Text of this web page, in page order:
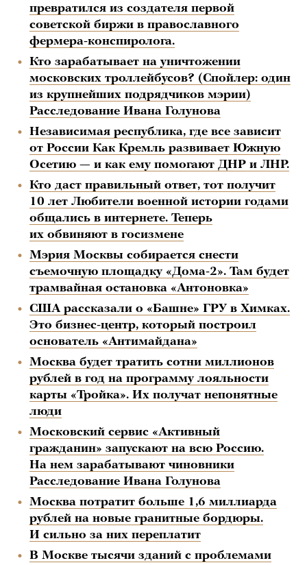
превратился из создателя первой
советской биржи в православного
фермера-конспиролога.
Кто зарабатывает на уничтожении
московских троллейбусов? (Спойлер: один
из крупнейших подрядчиков мэрии)
Расследование Ивана Голунова
Независимая республика, где все зависит
от России Как Кремль развивает Южную
Осетию — и как ему помогают ДНР и ЛНР.
Кто даст правильный ответ, тот получит
10 лет Любители военной истории годами
общались в интернете. Теперь
их обвиняют в госизмене
Мэрия Москвы собирается снести
съемочную площадку «Дома-2». Там будет
трамвайная остановка «Антоновка»
США рассказали о «Башне» ГРУ в Химках.
Это бизнес-центр, который построил
основатель «Антимайдана»
Москва будет тратить сотни миллионов
рублей в год на программу лояльности
карты «Тройка». Их получат непонятные
люди
Московский сервис «Активный
гражданин» запускают на всю Россию.
На нем зарабатывают чиновники
Расследование Ивана Голунова
Москва потратит больше 1,6 миллиарда
рублей на новые гранитные бордюры.
И сильно за них переплатит
В Москве тысячи зданий с проблемами